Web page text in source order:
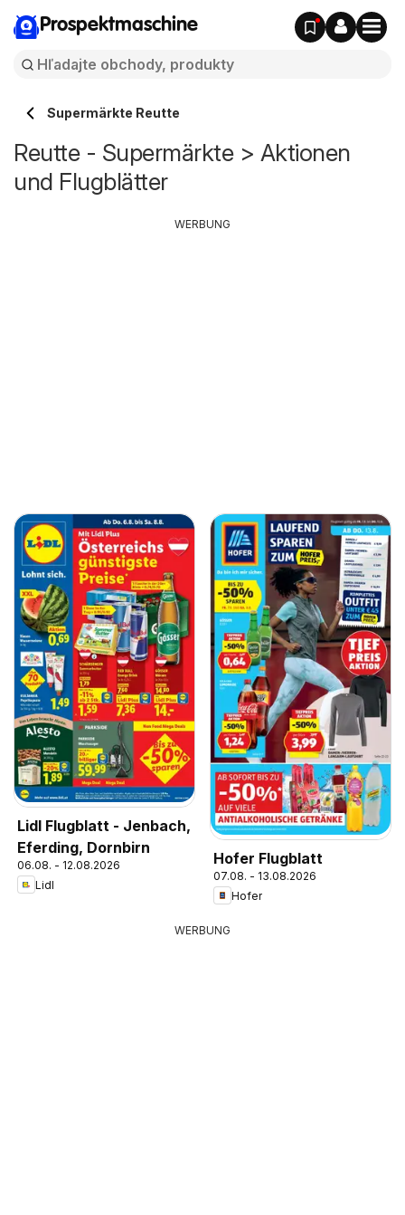
Prospektmaschine
Supermärkte Reutte
Reutte - Supermärkte > Aktionen
und Flugblätter
Lidl Flugblatt - Jenbach,
Eferding, Dornbirn
06.08. - 12.08.2026
Lidl
Hofer Flugblatt
07.08. - 13.08.2026
Hofer
WERBUNG
WERBUNG